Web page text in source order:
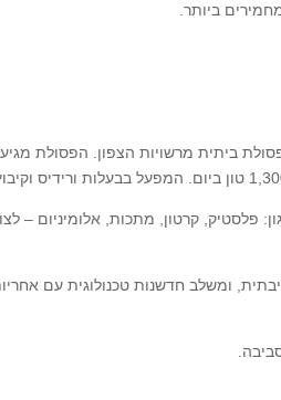
ביותר.
ביתית מרשויות הצפון. הפסולת
פלסטיק, קרטון, מתכות, אלומיניום –
ומשלב חדשנות טכנולוגית עם